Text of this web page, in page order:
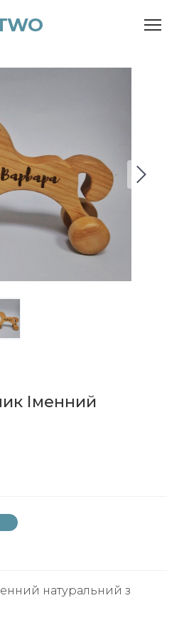
Іменний
натуральний з